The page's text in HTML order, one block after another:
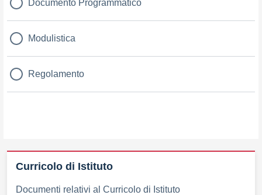
Documento Programmatico
Modulistica
Regolamento
Curricolo di Istituto
Documenti relativi al Curricolo di Istituto